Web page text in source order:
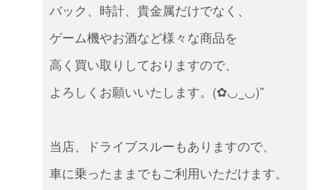
バック、時計、貴金属だけでなく、
ゲーム機やお酒など様々な商品を
高く買い取りしておりますので、
よろしくお願いいたします。(✿◡‿◡)”
当店、ドライブスルーもありますので、
車に乗ったままでもご利用いただけます。